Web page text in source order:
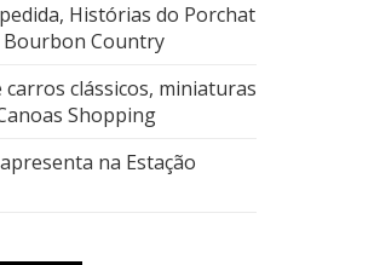
Histórias do Porchat
Country
carros clássicos, miniaturas
Shopping
na Estação